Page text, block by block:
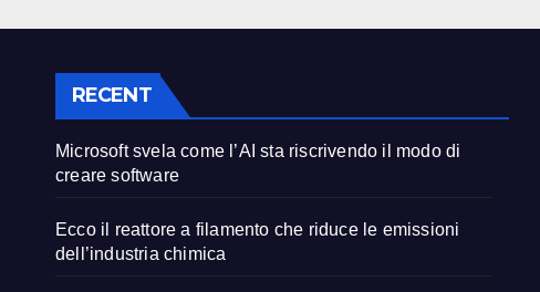
RECENT
Microsoft svela come l’AI sta riscrivendo il modo di
creare software
Ecco il reattore a filamento che riduce le emissioni
dell’industria chimica